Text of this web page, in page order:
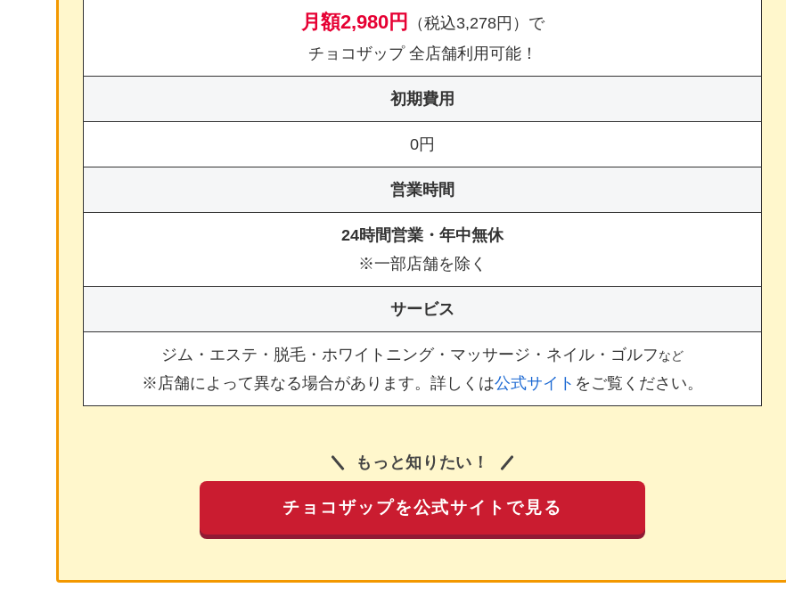
月額2,980円
（税込3,278円）で
チョコザップ 全店舗利用可能！
初期費用
0円
営業時間
24時間営業・年中無休
※一部店舗を除く
サービス
ジム・エステ・脱毛・ホワイトニング・マッサージ・ネイル・ゴルフなど
※店舗によって異なる場合があります。詳しくは公式サイト をご覧ください。
もっと知りたい！
チョコザップを公式サイトで見る